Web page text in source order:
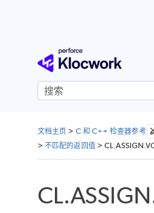
跳到主内容
文档主页 > C 和 C++ 检查器参考
>不匹配的返回值 >